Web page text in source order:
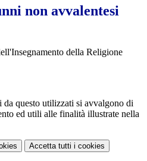
non avvalentesi
della Religione
questo utilizzati si avvalgono di
ed utili alle finalità illustrate nella
Accetta tutti i cookies